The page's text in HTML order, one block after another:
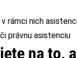
rámci nich
právnu asistenciu
na to,